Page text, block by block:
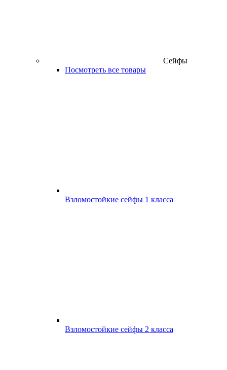
Сейфы
Посмотреть все товары
Взломостойкие сейфы 1 класса
Взломостойкие сейфы 2 класса